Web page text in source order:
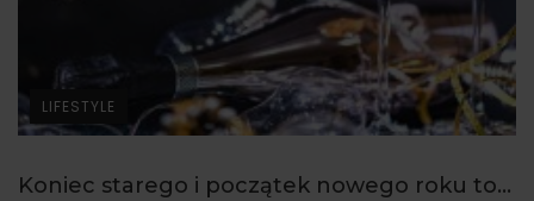
LIFESTYLE
Koniec starego i początek nowego roku to...